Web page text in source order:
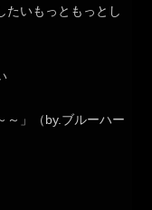
いもっともっとし
」（by.ブルーハー